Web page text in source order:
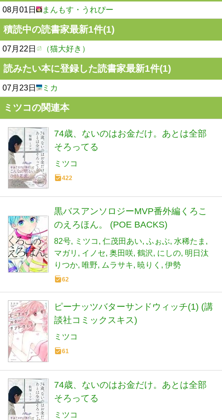
08月01日 まんもす・うれぴー
積読中の読書家最新1件(1)
07月22日 （猫大好き）
読みたい本に登録した読書家最新1件(1)
07月23日 ミカ
ミツコの関連本
74歳、ないのはお金だけ。あとは全部
そろってる
ミツコ
422
黒バスアンソロジーMVP番外編くろこ
のえろほん。 (POE BACKS)
82号 ミツコ 仁茂田あい ふぉぶ 水稀たま
マガリ
イノセ 奥田咲 鶴沢 にしの 明日汰
りつか 唯野 ムラサキ 暁りく 伊勢
62
ピーナッツバターサンドウィッチ(1) (講
談社コミックスキス)
ミツコ
61
74歳、ないのはお金だけ。あとは全部
そろってる
ミツコ